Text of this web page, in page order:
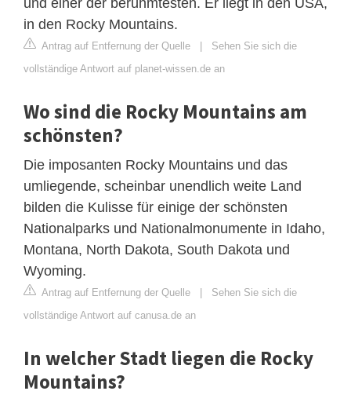
in den Rocky Mountains.
Antrag auf Entfernung der Quelle | Sehen Sie sich die
vollständige Antwort auf planet-wissen.de an
Wo sind die Rocky Mountains am
schönsten?
Die imposanten Rocky Mountains und das
umliegende, scheinbar unendlich weite Land
bilden die Kulisse für einige der schönsten
Nationalparks und Nationalmonumente in Idaho,
Montana, North Dakota, South Dakota und
Wyoming.
Antrag auf Entfernung der Quelle | Sehen Sie sich die
vollständige Antwort auf canusa.de an
In welcher Stadt liegen die Rocky
Mountains?